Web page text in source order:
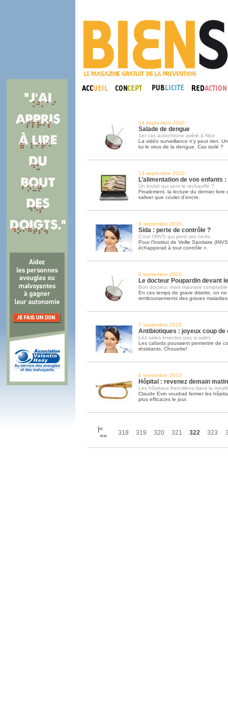
14 septembre 2010
Salade de dengue
1er cas autochtone avéré à Nice
La vidéo surveillance n’y peut rien.
lui le virus de la dengue. Cas isolé ?
13 septembre 2010
L’alimentation de vos enfants
Un brulot qui sent le réchauffé ?
Finalement, la lecture du dernier livre
saliver que couler d’encre.
9 septembre 2010
Sida : perte de contrôle ?
C’est l’INVS qui perd ses nerfs…
Pour l’Institut de Veille Sanitaire
échapperait à tout contrôle ».
8 septembre 2010
Le docteur Poupardin devant
Bon docteur, mais mauvais comptable
En ces temps de grave disette, on
remboursements des graves
7 septembre 2010
Antibiotiques : joyeux coup de
Les sales insectes pas si sales
Les cafards pouraient permettre de
résistants. Chouette!
6 septembre 2010
Hôpital : revenez demain
Les hôpitaux franciliens dans la
Claude Evin voudrait fermer les
plus efficaces le jour.
|<
<<
318 319 320 321 322 323